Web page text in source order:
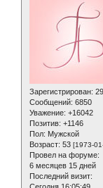
Зарегистрирован:
Сообщений: 6850
Уважение: +16042
Позитив: +1146
Пол: Мужской
Возраст: 53 [1973-
Провел на форуме:
6 месяцев 15 дней
Последний визит: